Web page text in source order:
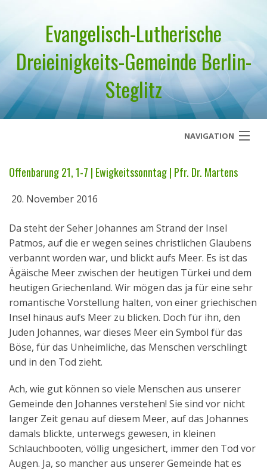
Evangelisch-Lutherische
Dreieinigkeits-Gemeinde Berlin-
Steglitz
NAVIGATION
Über uns
Geistliches Wort
Termine
Aktuelles
Kontakt
English
Offenbarung 21, 1-7 | Ewigkeitssonntag | Pfr. Dr. Martens
20. November 2016
Da steht der Seher Johannes am Strand der Insel
Patmos, auf die er wegen seines christlichen Glaubens
verbannt worden war, und blickt aufs Meer. Es ist das
Ägäische Meer zwischen der heutigen Türkei und dem
heutigen Griechenland. Wir mögen das ja für eine sehr
romantische Vorstellung halten, von einer griechischen
Insel hinaus aufs Meer zu blicken. Doch für ihn, den
Juden Johannes, war dieses Meer ein Symbol für das
Böse, für das Unheimliche, das Menschen verschlingt
und in den Tod zieht.
Ach, wie gut können so viele Menschen aus unserer
Gemeinde den Johannes verstehen! Sie sind vor nicht
langer Zeit genau auf diesem Meer, auf das Johannes
damals blickte, unterwegs gewesen, in kleinen
Schlauchbooten, völlig ungesichert, immer den Tod vor
Augen. Ja, so mancher aus unserer Gemeinde hat es